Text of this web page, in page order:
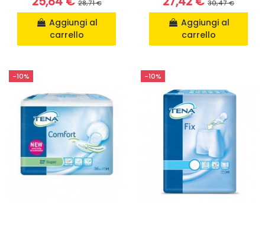
28,71 €
Aggiungi al
carrello
30,47 €
Aggiungi al
carrello
-10% -10%